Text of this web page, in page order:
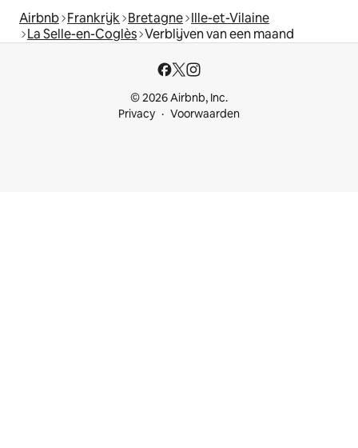
Airbnb Frankrijk Bretagne Ille-et-Vilaine
La Selle-en-Coglès Verblijven van een maand
© 2026 Airbnb, Inc.
Privacy
Voorwaarden